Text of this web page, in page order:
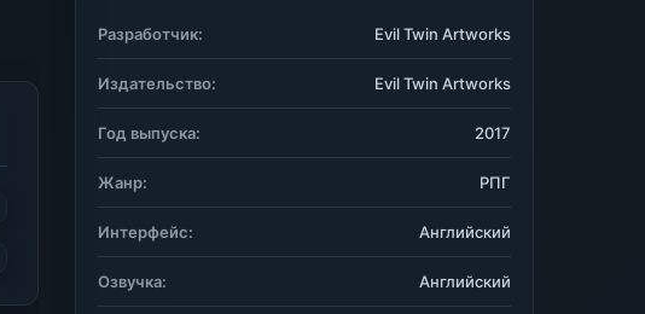
Разработчик: Evil Twin Artworks
Издательство: Evil Twin Artworks
Год выпуска: 2017
Жанр: РПГ
Интерфейс: Английский
Озвучка: Английский